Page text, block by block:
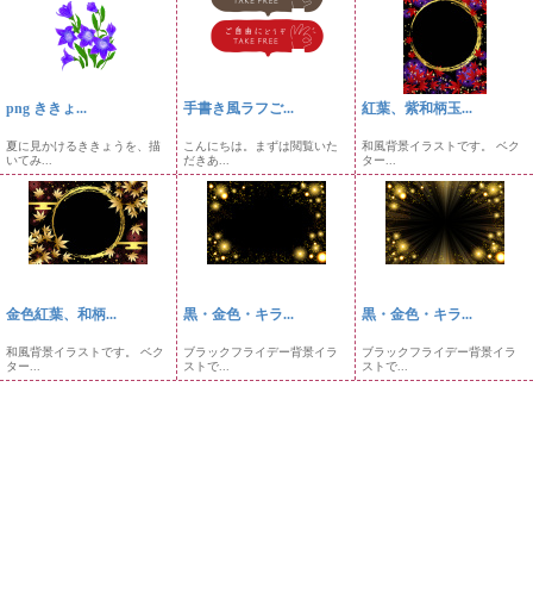
png ききょ...
夏に見かけるききょうを、描
いてみ...
手書き風ラフご...
こんにちは。まずは閲覧いた
だきあ...
紅葉、紫和柄玉...
和風背景イラストです。 ベク
ター...
金色紅葉、和柄...
和風背景イラストです。 ベク
ター...
黒・金色・キラ...
ブラックフライデー背景イラ
ストで...
黒・金色・キラ...
ブラックフライデー背景イラ
ストで...